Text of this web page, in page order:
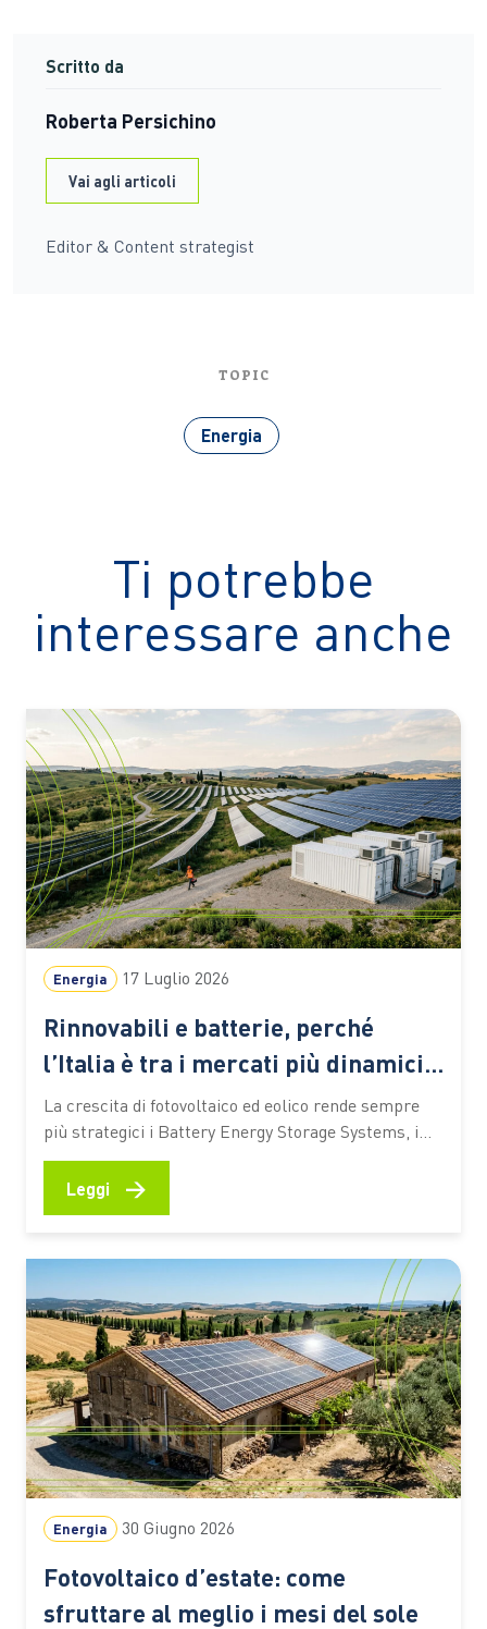
Scritto da
Roberta Persichino
Vai agli articoli
Editor & Content strategist
TOPIC
Energia
Ti potrebbe
interessare anche
Energia 17 Luglio 2026
Rinnovabili e batterie, perché
l’Italia è tra i mercati più dinamici
d’Europa
La crescita di fotovoltaico ed eolico rende sempre
più strategici i Battery Energy Storage Systems, i
grandi sistemi di accumulo a batteria chiamati a
bilanciare produzione e consumi e a garantire
maggiore flessibilità alla rete. Ecco perché l’Italia
Nelle ore centrali di…
Leggi →
Energia 30 Giugno 2026
Fotovoltaico d’estate: come
sfruttare al meglio i mesi del sole